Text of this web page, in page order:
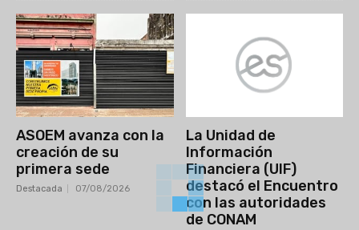
ASOEM avanza con la
creación de su
primera sede
Destacada 07/08/2026
La Unidad de
Información
Financiera (UIF)
destacó el Encuentro
con las autoridades
de CONAM